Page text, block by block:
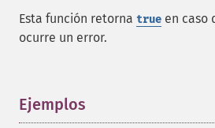
Esta función retorna true en caso
ocurre un error.
Ejemplos